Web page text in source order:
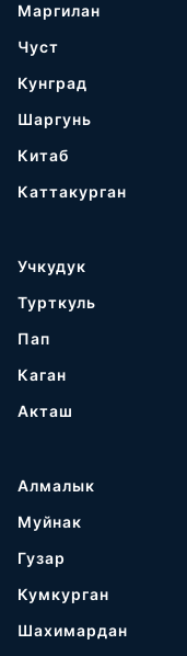
Маргилан
Чуст
Кунград
Шаргунь
Китаб
Каттакурган
Учкудук
Турткуль
Пап
Каган
Акташ
Алмалык
Муйнак
Гузар
Кумкурган
Шахимардан